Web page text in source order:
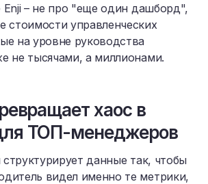
– не про "еще один дашборд",
стоимости управленческих
на уровне руководства
не тысячами, а миллионами.​
хаос в
ТОП-менеджеров
структурирует данные так, чтобы
видел именно те метрики,